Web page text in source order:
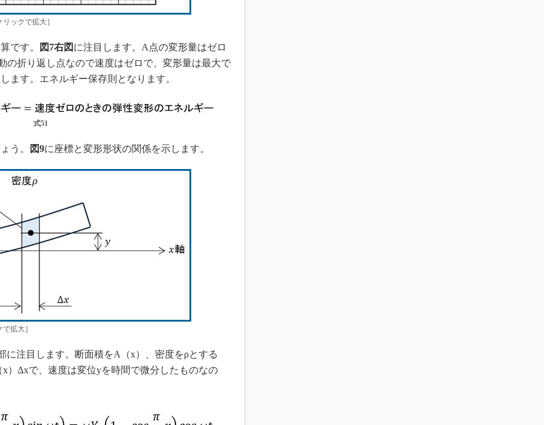
ックで拡大］
です。 図7右図 に注目します。A点の変形量はゼロ
の折り返し点なので速度はゼロで、変形量は最大で
ます。エネルギー保存則となります。
式51
う。 図9に座標と変形形状の関係を示します。
拡大］
注目します。断面積をA（x）、密度をρとする
）∆xで、速度は変位yを時間で微分したものなの